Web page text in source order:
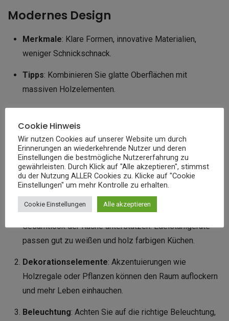
Modernes Design
Merkmale: Klare Formen, innovative Materialien,
weniger Schnickschnack.
Tipps: Kombinieren Sie glatte Oberflächen mit
massiven Holzelementen.
Einrichtungstipps für die
Umsetzung
Die Umsetzung einer weiße Küche mit Holz kombiniert
erfordert einige Überlegungen:
Möbel und Geräte: Wählen Sie Geräte, die den
Gesamtlook der Küche unterstützen. Edelstahlgeräte
passen gut zu weißen und holz farbigen Küchen.
Dekorationselemente: Akzentuierungen wie
Holzregale oder Pflanzen können den Raum auflockern
und mehr Leben einhauchen.
Beleuchtung: Achten Sie auf die richtige Beleuchtung,
Cookie Hinweis
Wir nutzen Cookies auf unserer Website um durch
Erinnerungen an wiederkehrende Nutzer und deren
Einstellungen die bestmögliche Nutzererfahrung zu
gewährleisten. Durch Klick auf "Alle akzeptieren", stimmst
du der Nutzung ALLER Cookies zu. Klicke auf "Cookie
Einstellungen" um mehr Kontrolle zu erhalten.
Cookie Einstellungen Alle akzeptieren